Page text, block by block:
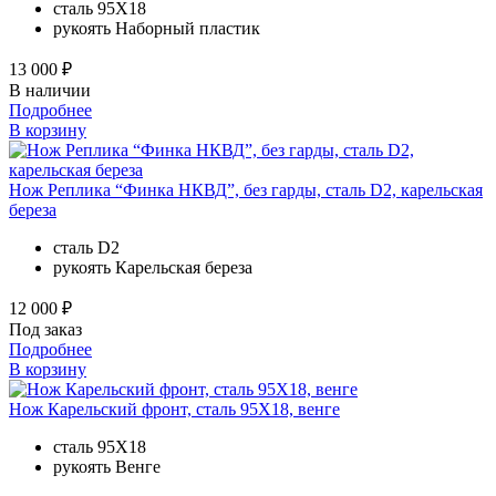
сталь 95Х18
рукоять Наборный пластик
13 000 ₽
В наличии
Подробнее
В корзину
Нож Реплика “Финка НКВД”, без гарды, сталь D2, карельская
береза
сталь D2
рукоять Карельская береза
12 000 ₽
Под заказ
Подробнее
В корзину
Нож Карельский фронт, сталь 95Х18, венге
сталь 95Х18
рукоять Венге